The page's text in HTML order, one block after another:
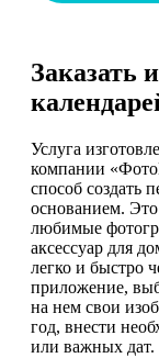
Заказать
Услуга
компании
способ создать
основанием.
любимые
аксессуар для
легко и быстро
приложение,
на нем свои
год, внести
или важных дат.